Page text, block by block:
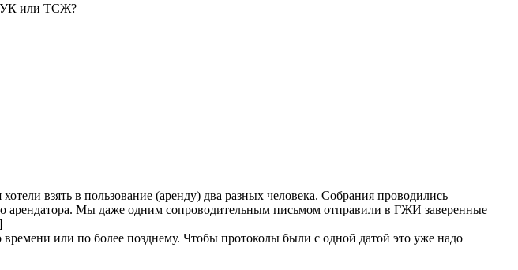
УК или ТСЖ?
взять в пользование (аренду) два разных человека. Собрания проводились
арендатора. Мы даже одним сопроводительным письмом отправили в ГЖИ заверенные
или по более позднему. Чтобы протоколы были с одной датой это уже надо